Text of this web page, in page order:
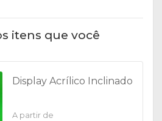
itens que você
Display Acrílico Inclinado
A partir de